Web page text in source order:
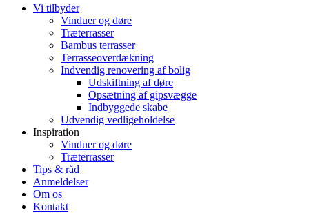
Vi tilbyder
Vinduer og døre
Træterrasser
Bambus terrasser
Terrasseoverdækning
Indvendig renovering af bolig
Udskiftning af døre
Opsætning af gipsvægge
Indbyggede skabe
Udvendig vedligeholdelse
Inspiration
Vinduer og døre
Træterrasser
Tips & råd
Anmeldelser
Om os
Kontakt